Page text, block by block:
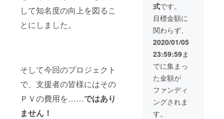
して知名度の向上を図るこ
とにしました。
そして今回のプロジェクト
で、支援者の皆様にはその
ＰＶの費用を……ではあり
ません！
考欄に
希望す
るお名
前を記
入して
くださ
い。
本 ・
ツーム
ストー
ン ・エ
ンド
クレ
ジット
（大）
※公序良
俗に反
する名
前、１
ン＞ ・
壁紙 ・
ゲーム
本体
Steam
キー
コード
episode
1~3 ・
ＰＶ先
行視聴
権 ・過
去同人
＜リ
ターン
＞ ・壁
紙 ・
ゲーム
本体
Steam
キー
コード
episode
1~3 ・
ＰＶ先
行視聴
応しい
報酬を
ご用意
しまし
た。
『CFO
』のリ
ターン
に加え
て、 ・
声優さ
ん直筆
サイン
う。
『CEO
』のリ
ターン
に加え
て、 ・
宇宙の
支配者
にふさ
わしい
大きさ
のクレ
ジット
式です。
目標金額に
関わらず、
2020/01/05
23:59:59ま
でに集まっ
た金額が
ファンディ
ングされま
す。